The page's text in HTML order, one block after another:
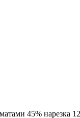
45% нарезка